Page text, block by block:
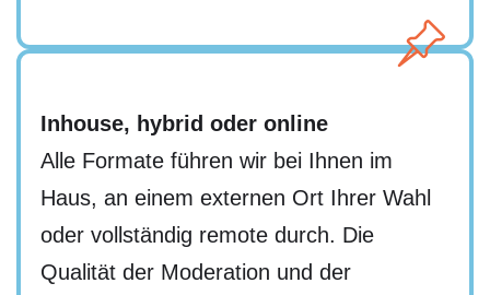
Inhouse, hybrid oder online
Alle Formate führen wir bei Ihnen im
Haus, an einem externen Ort Ihrer Wahl
oder vollständig remote durch. Die
Qualität der Moderation und der